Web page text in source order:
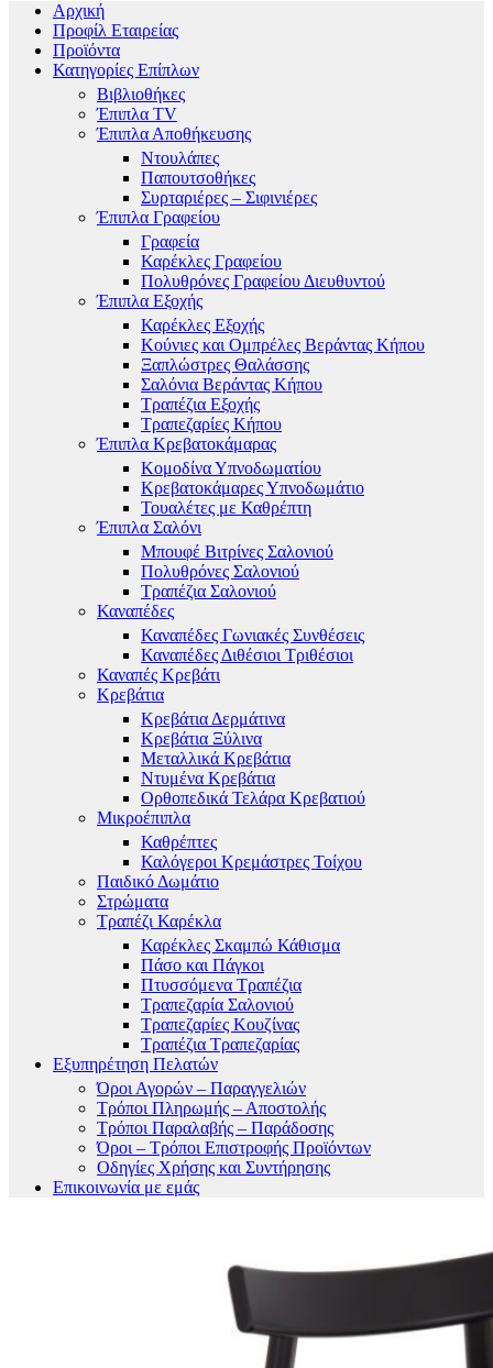
Αρχική
Προφίλ Εταιρείας
Προϊόντα
Κατηγορίες Επίπλων
Βιβλιοθήκες
Έπιπλα TV
Έπιπλα Αποθήκευσης
Ντουλάπες
Παπουτσοθήκες
Συρταριέρες – Σιφινιέρες
Έπιπλα Γραφείου
Γραφεία
Καρέκλες Γραφείου
Πολυθρόνες Γραφείου Διευθυντού
Έπιπλα Εξοχής
Καρέκλες Εξοχής
Κούνιες και Ομπρέλες Βεράντας Κήπου
Ξαπλώστρες Θαλάσσης
Σαλόνια Βεράντας Κήπου
Τραπέζια Εξοχής
Τραπεζαρίες Κήπου
Έπιπλα Κρεβατοκάμαρας
Κομοδίνα Υπνοδωματίου
Κρεβατοκάμαρες Υπνοδωμάτιο
Τουαλέτες με Καθρέπτη
Έπιπλα Σαλόνι
Μπουφέ Βιτρίνες Σαλονιού
Πολυθρόνες Σαλονιού
Τραπέζια Σαλονιού
Καναπέδες
Καναπέδες Γωνιακές Συνθέσεις
Καναπέδες Διθέσιοι Τριθέσιοι
Καναπές Κρεβάτι
Κρεβάτια
Κρεβάτια Δερμάτινα
Κρεβάτια Ξύλινα
Μεταλλικά Κρεβάτια
Ντυμένα Κρεβάτια
Ορθοπεδικά Τελάρα Κρεβατιού
Μικροέπιπλα
Καθρέπτες
Καλόγεροι Κρεμάστρες Τοίχου
Παιδικό Δωμάτιο
Στρώματα
Τραπέζι Καρέκλα
Καρέκλες Σκαμπώ Κάθισμα
Πάσο και Πάγκοι
Πτυσσόμενα Τραπέζια
Τραπεζαρία Σαλονιού
Τραπεζαρίες Κουζίνας
Τραπέζια Τραπεζαρίας
Εξυπηρέτηση Πελατών
Όροι Αγορών – Παραγγελιών
Τρόποι Πληρωμής – Αποστολής
Τρόποι Παραλαβής – Παράδοσης
Όροι – Τρόποι Επιστροφής Προϊόντων
Οδηγίες Χρήσης και Συντήρησης
Επικοινωνία με εμάς